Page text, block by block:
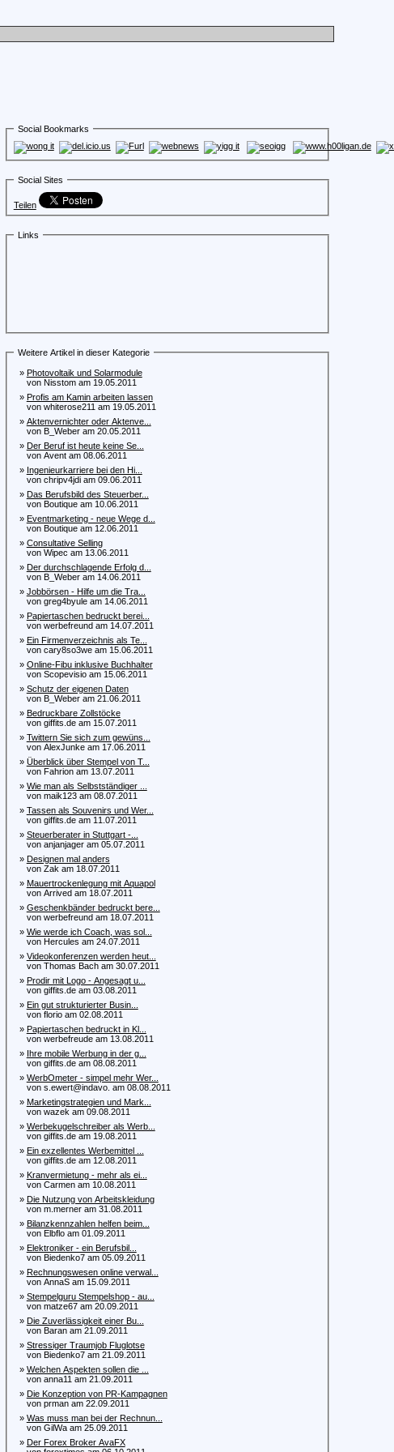
Social Bookmarks
Social Sites
Teilen
Links
Weitere Artikel in dieser Kategorie
» Photovoltaik und Solarmodule
von Nisstom am 19.05.2011
» Profis am Kamin arbeiten lassen
von whiterose211 am 19.05.2011
» Aktenvernichter oder Aktenve...
von B_Weber am 20.05.2011
» Der Beruf ist heute keine Se...
von Avent am 08.06.2011
» Ingenieurkarriere bei den Hi...
von chripv4jdi am 09.06.2011
» Das Berufsbild des Steuerber...
von Boutique am 10.06.2011
» Eventmarketing - neue Wege d...
von Boutique am 12.06.2011
» Consultative Selling
von Wipec am 13.06.2011
» Der durchschlagende Erfolg d...
von B_Weber am 14.06.2011
» Jobbörsen - Hilfe um die Tra...
von greg4byule am 14.06.2011
» Papiertaschen bedruckt berei...
von werbefreund am 14.07.2011
» Ein Firmenverzeichnis als Te...
von cary8so3we am 15.06.2011
» Online-Fibu inklusive Buchhalter
von Scopevisio am 15.06.2011
» Schutz der eigenen Daten
von B_Weber am 21.06.2011
» Bedruckbare Zollstöcke
von giffits.de am 15.07.2011
» Twittern Sie sich zum gewüns...
von AlexJunke am 17.06.2011
» Überblick über Stempel von T...
von Fahrion am 13.07.2011
» Wie man als Selbstständiger ...
von maik123 am 08.07.2011
» Tassen als Souvenirs und Wer...
von giffits.de am 11.07.2011
» Steuerberater in Stuttgart -...
von anjanjager am 05.07.2011
» Designen mal anders
von Zak am 18.07.2011
» Mauertrockenlegung mit Aquapol
von Arrived am 18.07.2011
» Geschenkbänder bedruckt bere...
von werbefreund am 18.07.2011
» Wie werde ich Coach, was sol...
von Hercules am 24.07.2011
» Videokonferenzen werden heut...
von Thomas Bach am 30.07.2011
» Prodir mit Logo - Angesagt u...
von giffits.de am 03.08.2011
» Ein gut strukturierter Busin...
von florio am 02.08.2011
» Papiertaschen bedruckt in Kl...
von werbefreude am 13.08.2011
» Ihre mobile Werbung in der g...
von giffits.de am 08.08.2011
» WerbOmeter - simpel mehr Wer...
von s.ewert@indavo. am 08.08.2011
» Marketingstrategien und Mark...
von wazek am 09.08.2011
» Werbekugelschreiber als Werb...
von giffits.de am 19.08.2011
» Ein exzellentes Werbemittel ...
von giffits.de am 12.08.2011
» Kranvermietung - mehr als ei...
von Carmen am 10.08.2011
» Die Nutzung von Arbeitskleidung
von m.merner am 31.08.2011
» Bilanzkennzahlen helfen beim...
von Elbflo am 01.09.2011
» Elektroniker - ein Berufsbil...
von Biedenko7 am 05.09.2011
» Rechnungswesen online verwal...
von AnnaS am 15.09.2011
» Stempelguru Stempelshop - au...
von matze67 am 20.09.2011
» Die Zuverlässigkeit einer Bu...
von Baran am 21.09.2011
» Stressiger Traumjob Fluglotse
von Biedenko7 am 21.09.2011
» Welchen Aspekten sollen die ...
von anna11 am 21.09.2011
» Die Konzeption von PR-Kampagnen
von prman am 22.09.2011
» Was muss man bei der Rechnun...
von GilWa am 25.09.2011
» Der Forex Broker AvaFX